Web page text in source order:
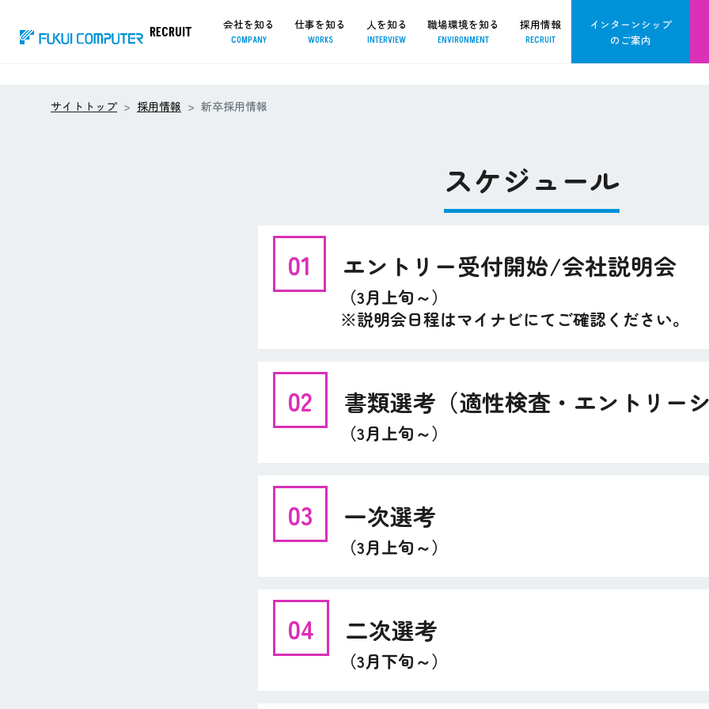
RECRUIT 会社を知る
COMPANY
仕事を知る
WORKS
人を知る
INTERVIEW
職場環境を知る
ENVIRONMENT
採用情報
RECRUIT
インターンシップ
のご案内
サイトトップ 採用情報 新卒採用情報
スケジュール
01 エントリー受付開始/会社説明会
（3月上旬～）
※説明会日程はマイナビにてご確認ください。
02 書類選考（適性検査・エントリー
（3月上旬～）
03 一次選考
（3月上旬～）
04 二次選考
（3月下旬～）